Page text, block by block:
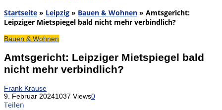
Startseite » Leipzig » Bauen & Wohnen » Amtsgericht:
Leipziger Mietspiegel bald nicht mehr verbindlich?
Bauen & Wohnen
Amtsgericht: Leipziger Mietspiegel bald
nicht mehr verbindlich?
Frank Krause
9. Februar 20241037 Views0
Teilen